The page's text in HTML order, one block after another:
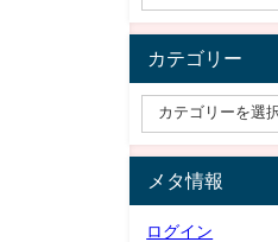
カテゴリー
メタ情報
ログイン